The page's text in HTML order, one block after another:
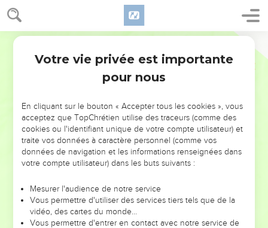
NE MANQUEZ PAS L’ÉVÉNEMENT
DE L’ANNÉE !
ET SI LEURS ERREURS POUVAIENT VOUS ÉVITER LES
VOTRES ?
leur foi ou leur vision. Mais on voit moins les doutes, les erreurs
et les saisons difficiles qu'ils ont traversés, alors même que ce
sont elles qui les ont façonnés.
Votre vie privée est importante
pour nous
En cliquant sur le bouton « Accepter tous les cookies », vous
acceptez que TopChrétien utilise des traceurs (comme des
cookies ou l'identifiant unique de votre compte utilisateur) et
traite vos données à caractère personnel (comme vos
données de navigation et les informations renseignées dans
votre compte utilisateur) dans les buts suivants :
Mesurer l'audience de notre service
Vous permettre d'utiliser des services tiers tels que de la
vidéo, des cartes du monde…
Vous permettre d'entrer en contact avec notre service de